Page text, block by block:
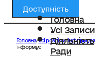
Головна
Усі Записи
Діяльність
Ради
Доступність
Головна/Усі розділи/
інформує